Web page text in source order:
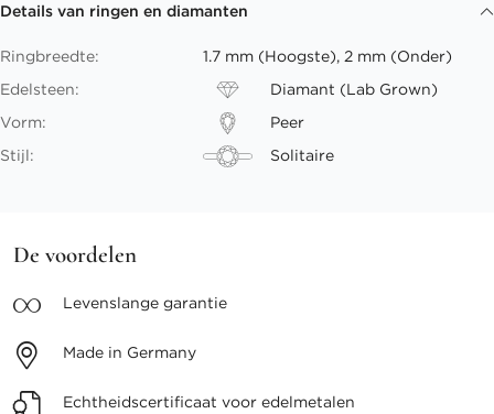
Details van ringen en diamanten
Ringbreedte:
1.7 mm (Hoogste), 2 mm (Onder)
Edelsteen:
Diamant (Lab Grown)
Vorm:
Peer
Stijl:
Solitaire
De voordelen
Levenslange garantie
Made in Germany
Echtheidscertificaat voor edelmetalen